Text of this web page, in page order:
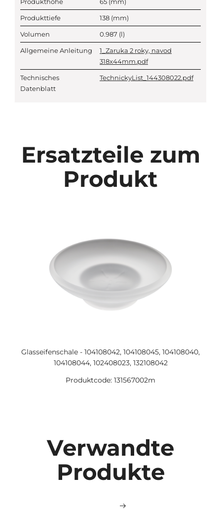
Produkttiefe 138 (mm)
Volumen 0.987 (l)
Allgemeine Anleitung
1_Zaruka 2 roky, navod
318x44mm.pdf
Technisches
Datenblatt
TechnickyList_144308022.pdf
Ersatzteile zum
Produkt
Glasseifenschale - 104108042, 104108045, 104108040,
104108044, 102408023, 132108042
Produktcode: 131567002m
Verwandte
Produkte